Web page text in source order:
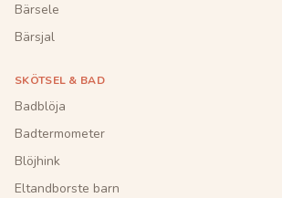
Bärsele
Bärsjal
SKÖTSEL & BAD
Badblöja
Badtermometer
Blöjhink
Eltandborste barn